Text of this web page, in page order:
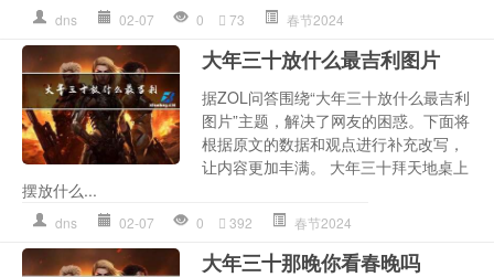
dns 02-07 0 73 春节2024
大年三十放什么最吉利图片
据ZOL问答围绕“大年三十放什么最吉利
图片”主题，解决了网友的困惑。下面将
根据原文的数据和观点进行补充改写，
让内容更加丰满。 大年三十拜天地桌上
摆放什么...
dns 02-07 0 392 春节2024
大年三十那晚你看春晚吗